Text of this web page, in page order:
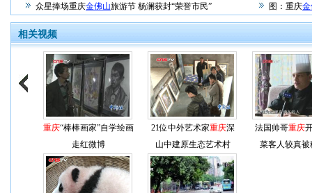
众星捧场重庆金佛山旅游节 杨澜获封“荣誉市民” 图：重庆
相关视频
重庆“棒棒画家”自学绘画
走红微博
21位中外艺术家重庆深
山中建原生态艺术村
法国帅哥重庆
菜客人较真被